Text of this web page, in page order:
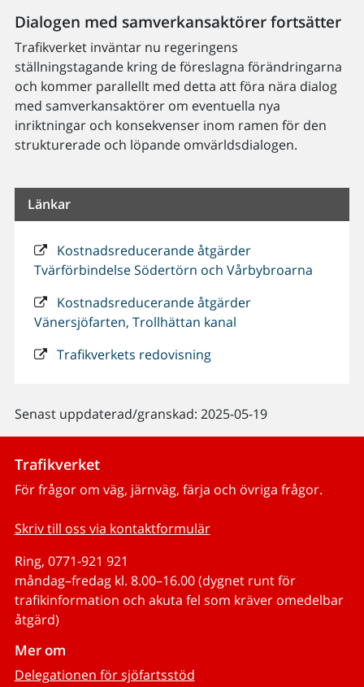
Dialogen med samverkansaktörer fortsätter
Trafikverket inväntar nu regeringens
ställningstagande kring de föreslagna förändringarna
och kommer parallellt med detta att föra nära dialog
med samverkansaktörer om eventuella nya
inriktningar och konsekvenser inom ramen för den
strukturerade och löpande omvärldsdialogen.
Länkar
Kostnadsreducerande åtgärder
Tvärförbindelse Södertörn och Vårbybroarna
Kostnadsreducerande åtgärder
Vänersjöfarten, Trollhättan kanal
Trafikverkets redovisning
Senast uppdaterad/granskad: 2025-05-19
Trafikverket
För frågor om väg, järnväg, färja och övriga frågor.
Skriv till oss via kontaktformulär
Ring, 0771-921 921
måndag–fredag kl. 8.00–16.00 (dygnet runt för
trafikinformation och akuta fel som kräver omedelbar
åtgärd)
Mer om
Delegationen för sjöfartsstöd